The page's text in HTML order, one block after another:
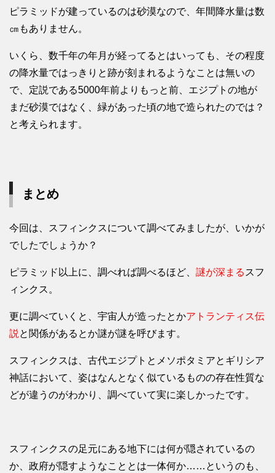
ピラミッドが建っているのは砂漠なので、年間降水量は数
㎝もありません。
いくら、数千年の年月が経ってるとはいっても、その程度
の降水量ではっきりと跡が刻まれるようなことは無いの
で、定説である5000年前よりもっと前、エジプトの地が
まだ砂漠ではなく、緑があった頃の地で造られたのでは？
と考えられます。
まとめ
今回は、スフィンクスについて調べてみましたが、いかが
でしたでしょうか？
ピラミッド以上に、調べれば調べるほど、 謎が深まる スフ
ィンクス。
更に調べていくと、宇宙人が造ったとかアトランティス伝
説 と関係があるとか謎が謎を呼びます。
スフィンクスは、古代エジプトとメソポタミアとギリシア
神話において、姿はなんとなく似ているものの存在性質な
どが違うのがわかり、調べていて実に楽しかったです。
スフィンクスの足元にある地下には何が隠されているの
か、政府が隠すようなこととは一体何か……というのも、